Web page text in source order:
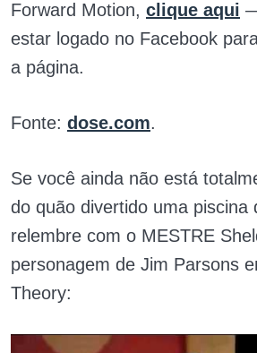
Forward Motion, clique aqui
estar logado no Facebook
a página.
Fonte: dose.com.
Se você ainda não está
do quão divertido uma piscina
relembre com o MESTRE
personagem de Jim Parsons
Theory: